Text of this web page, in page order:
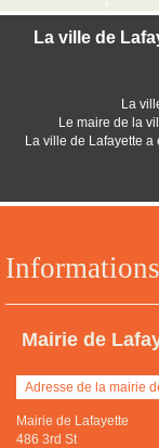
Informations
Mairie de
Adresse de la mairie
Mairie de Lafayette
486 3rd St
La ville de
La
Le maire de la
La ville de Lafayette